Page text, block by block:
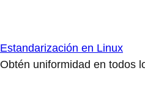
Estandarización en Linux
Obtén uniformidad en todos